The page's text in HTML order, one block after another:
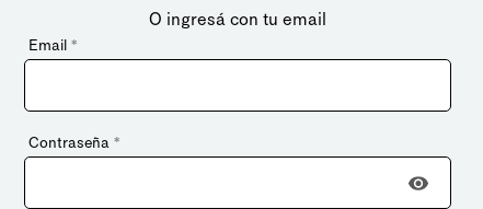
O ingresá con tu email
Email *
Contraseña *